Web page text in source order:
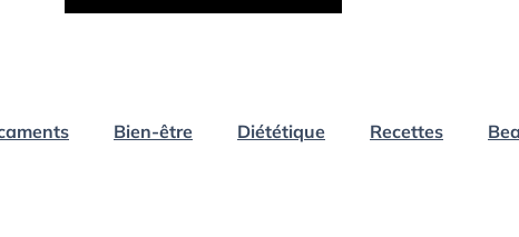
Bien-être Diététique Recettes